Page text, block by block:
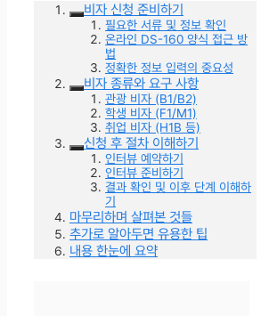
비자 신청 준비하기
필요한 서류 및 정보 확인
온라인 DS-160 양식 접근 방
법
정확한 정보 입력의 중요성
비자 종류와 요구 사항
관광 비자 (B1/B2)
학생 비자 (F1/M1)
취업 비자 (H1B 등)
신청 후 절차 이해하기
인터뷰 예약하기
인터뷰 준비하기
결과 확인 및 이후 단계 이해하
기
마무리하며 살펴본 것들
추가로 알아두면 유용한 팁
내용 한눈에 요약